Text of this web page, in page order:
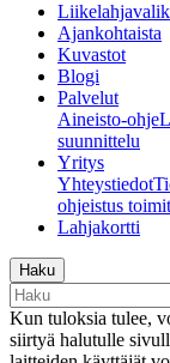
Ajankohtaista
Kuvastot
Blogi
Palvelut
Aineisto-ohje
suunnittelu
Yritys
Yhteystiedot
ohjeistus
Lahjakortti
Haku
Kun tuloksia tulee,
siirtyä halutulle